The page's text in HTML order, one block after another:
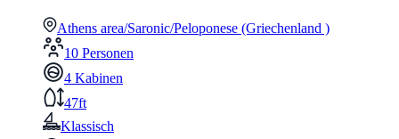
Athens area/Saronic/Peloponese (Griechenland )
10 Personen
4 Kabinen
47ft
Klassisch